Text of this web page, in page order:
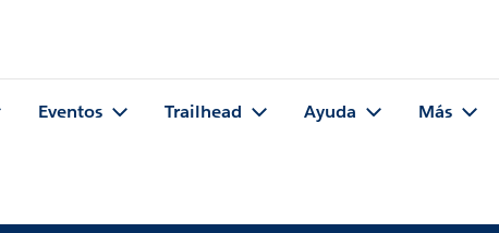
Eventos Trailhead Ayuda Más